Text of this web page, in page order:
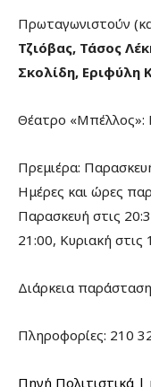
Πρωταγωνιστούν
Τζιόβας, Τάσος
Σκολίδη, Εριφύλη
Θέατρο «Μπέλλος»:
Πρεμιέρα:
Ημέρες και ώρες
Παρασκευή στις
21:00, Κυριακή στις
Διάρκεια
Πληροφορίες: 210
Πηγή Πολιτιστικά